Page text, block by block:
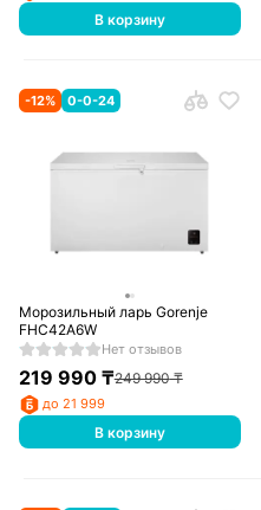
В корзину
-12% 0-0-24
Морозильный ларь Gorenje
FHC42A6W
Нет отзывов
219 990₸249 990₸
до 21 999
В корзину